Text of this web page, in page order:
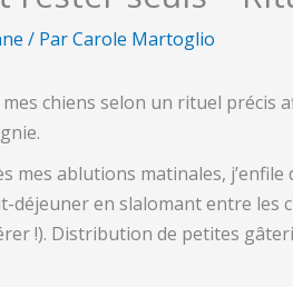
/ ParCarole Martoglio
mes chiens selon un rituel
mes ablutions matinales,
déjeuner en slalomant entre
!). Distribution de petites